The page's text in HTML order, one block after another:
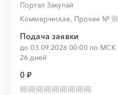
Портал Закупай
Коммерческая, Прочее №
Подача заявки
до 03.09.2026 00:00 по МСК
26 дней
0 ₽